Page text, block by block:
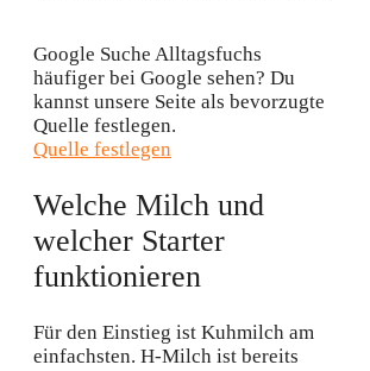
Google Suche Alltagsfuchs
häufiger bei Google sehen? Du
kannst unsere Seite als bevorzugte
Quelle festlegen.
Quelle festlegen
Welche Milch und
welcher Starter
funktionieren
Für den Einstieg ist Kuhmilch am
einfachsten. H-Milch ist bereits